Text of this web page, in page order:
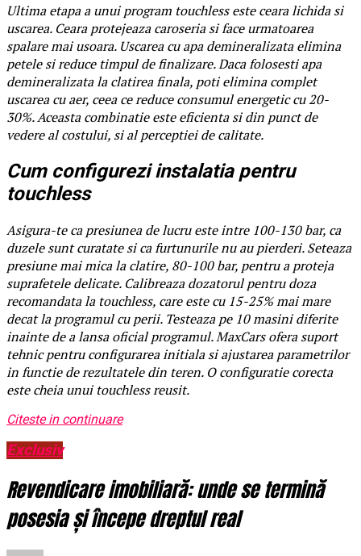
Ultima etapa a unui program touchless este ceara lichida si
uscarea. Ceara protejeaza caroseria si face urmatoarea
spalare mai usoara. Uscarea cu apa demineralizata elimina
petele si reduce timpul de finalizare. Daca folosesti apa
demineralizata la clatirea finala, poti elimina complet
uscarea cu aer, ceea ce reduce consumul energetic cu 20-
30%. Aceasta combinatie este eficienta si din punct de
vedere al costului, si al perceptiei de calitate.
Cum configurezi instalatia pentru
touchless
Asigura-te ca presiunea de lucru este intre 100-130 bar, ca
duzele sunt curatate si ca furtunurile nu au pierderi. Seteaza
presiune mai mica la clatire, 80-100 bar, pentru a proteja
suprafetele delicate. Calibreaza dozatorul pentru doza
recomandata la touchless, care este cu 15-25% mai mare
decat la programul cu perii. Testeaza pe 10 masini diferite
inainte de a lansa oficial programul. MaxCars ofera suport
tehnic pentru configurarea initiala si ajustarea parametrilor
in functie de rezultatele din teren. O configuratie corecta
este cheia unui touchless reusit.
Citeste in continuare
Exclusiv
Revendicare imobiliară: unde se termină
posesia și începe dreptul real